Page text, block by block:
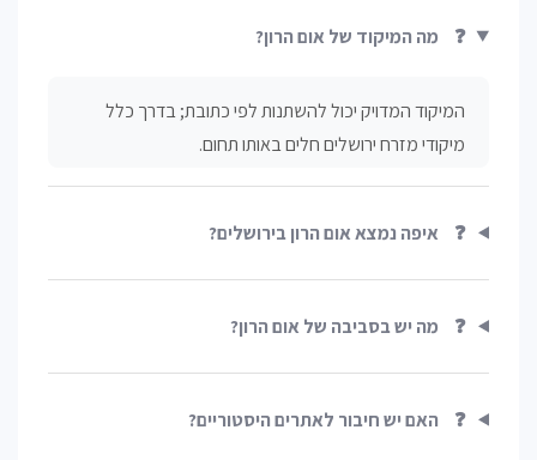
❓ מה המיקוד של אום הרון?
המיקוד המדויק יכול להשתנות לפי כתובת; בדרך כלל
מיקודי מזרח ירושלים חלים באותו תחום.
❓ איפה נמצא אום הרון בירושלים?
❓ מה יש בסביבה של אום הרון?
❓ האם יש חיבור לאתרים היסטוריים?